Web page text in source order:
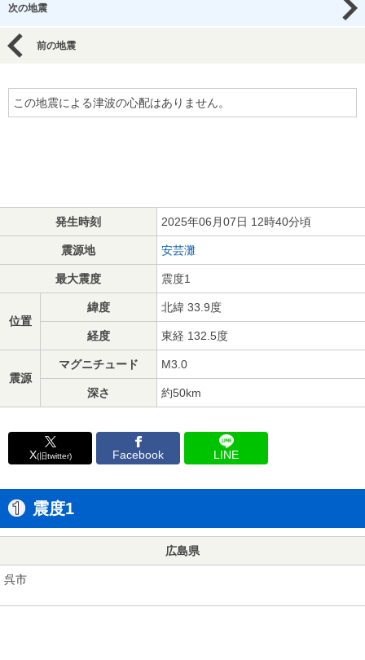
次の地震
前の地震
この地震による津波の心配はありません。
発生時刻 2025年06月07日 12時40分頃
震源地 安芸灘
最大震度 震度1
位置
緯度 北緯 33.9度
経度 東経 132.5度
震源
マグニチュード M3.0
深さ 約50km
X(旧twitter) Facebook LINE
震度1
広島県
呉市